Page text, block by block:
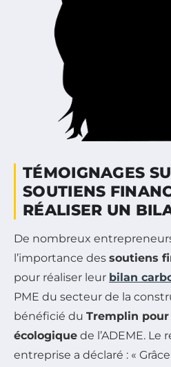
TÉMOIGNAGES
SOUTIENS
RÉALISER UN
De nombreux
l’importance des soutiens
pour réaliser leur bilan
PME du secteur de la
bénéficié du Tremplin
écologique de l’ADEME.
entreprise a déclaré : «